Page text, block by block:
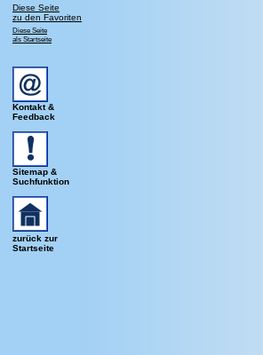
Diese Seite
zu den Favoriten
Diese Seite
als Startseite
Kontakt &
Feedback
Sitemap &
Suchfunktion
zurück zur
Startseite